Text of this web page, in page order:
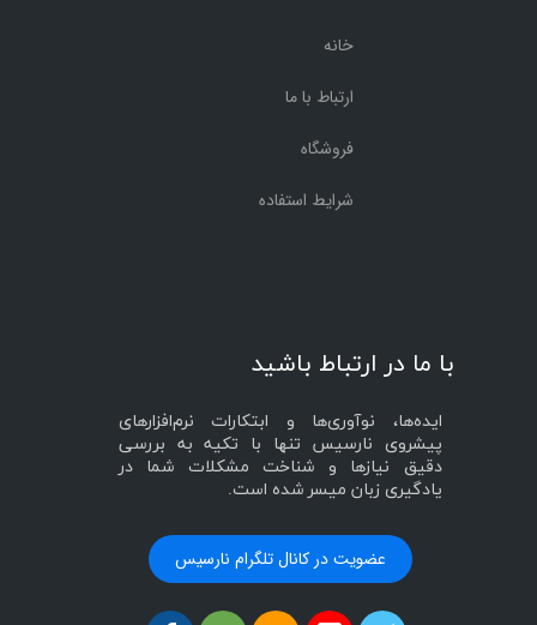
خانه
ارتباط با ما
فروشگاه
شرایط استفاده
با ما در ارتباط باشید
ایده‌ها، نوآوری‌ها و ابتکارات نرم‌افزارهای
پیشروی نارسیس تنها با تکیه به بررسی
دقیق نیازها و شناخت مشکلات شما در
یادگیری زبان میسر شده است.
عضویت در کانال تلگرام نارسیس